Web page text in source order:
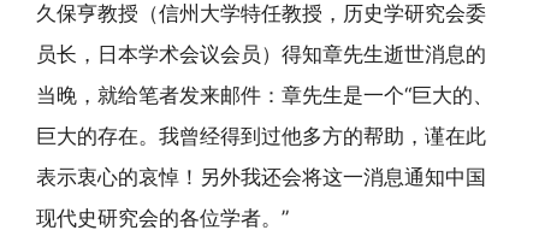
久保亨教授（信州大学特任教授，历史学研究会委
员长，日本学术会议会员）得知章先生逝世消息的
当晚，就给笔者发来邮件：章先生是一个“巨大的、
巨大的存在。我曾经得到过他多方的帮助，谨在此
表示衷心的哀悼！另外我还会将这一消息通知中国
现代史研究会的各位学者。”